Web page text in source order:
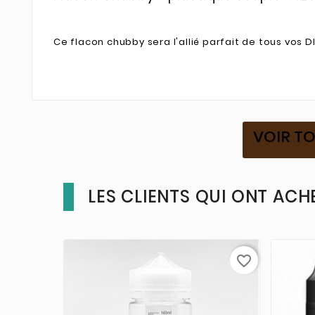
Ce flacon chubby sera l'allié parfait de tous vos
VOIR
LES CLIENTS QUI ONT
favorite_border